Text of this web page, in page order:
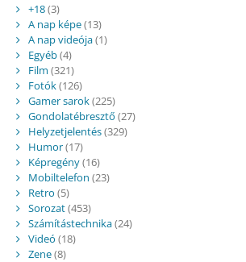
+18(3)
A nap képe(13)
A nap videója(1)
Egyéb(4)
Film (321)
Fotók(126)
Gamer sarok(225)
Gondolatébresztő (27)
Helyzetjelentés(329)
Humor(17)
Képregény(16)
Mobiltelefon (23)
Retro (5)
Sorozat(453)
Számítástechnika(24)
Videó (18)
Zene(8)